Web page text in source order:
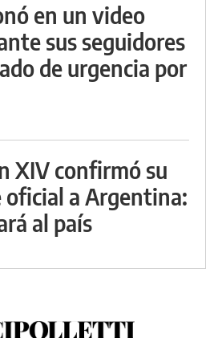
en un video
sus seguidores
de urgencia por
XIV confirmó su
a Argentina:
al país